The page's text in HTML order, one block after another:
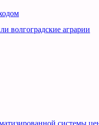
волгоградские аграрии
системы